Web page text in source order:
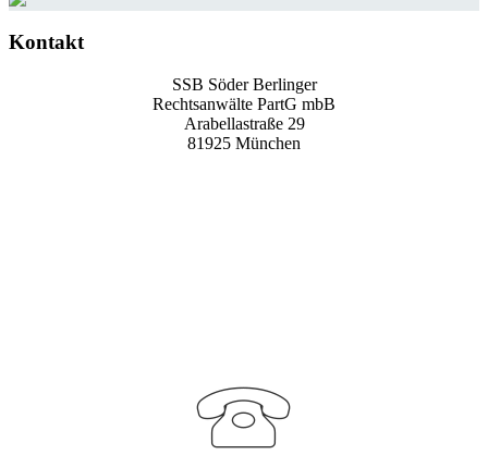
Kontakt
SSB Söder Berlinger
Rechtsanwälte PartG mbB
Arabellastraße 29
81925 München